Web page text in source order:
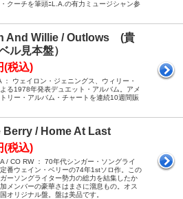
クーチを筆頭ﾆL.A.の有力ミュージシャン参
And Willie / Outlows (貴
ル見本盤）
(税込)
： ウェイロン・ジェニングス、ウィリー・
る1978年発表デュエット・アルバム。アメ
リー・アルバム・チャートを連続10週間賑
Berry / Home At Last
(税込)
/ CO RW ： 70年代シンガー・ソングライ
番ウェイン・ベリーの74年1stソロ作。この
ーソングライター勢力の総力を結集したか
メンバーの豪華さはまさに溜息もの。オス
オリジナル盤。盤は美品です。